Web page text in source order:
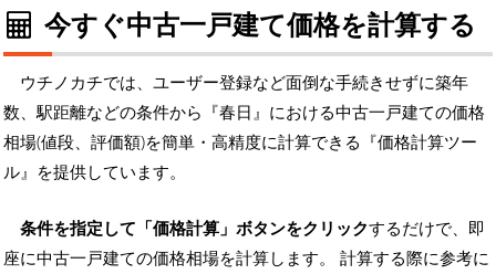
今すぐ中古一戸建て価格を計算する
ウチノカチでは、ユーザー登録など面倒な手続きせずに築年
数、駅距離などの条件から『春日』における中古一戸建ての価格
相場(値段、評価額)を簡単・高精度に計算できる『価格計算ツー
ル』を提供しています。
条件を指定して「価格計算」ボタンをクリックするだけで、即
座に中古一戸建ての価格相場を計算します。 計算する際に参考に